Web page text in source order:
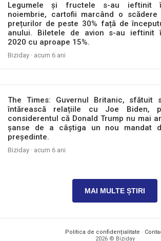
Legumele și fructele s-au ieftinit
noiembrie, cartofii marcând o scădere
prețurilor de peste 30% față de
anului. Biletele de avion s-au ieftinit
2020 cu aproape 15%.
Biziday · acum 6 ani
The Times: Guvernul Britanic, sfătuit
întărească relațiile cu Joe Biden,
considerentul că Donald Trump nu mai
șanse de a câștiga un nou mandat
președinte.
Biziday · acum 6 ani
MAI MULTE ȘTIRI
Politica de confidențialitate ·
2026 © Biziday